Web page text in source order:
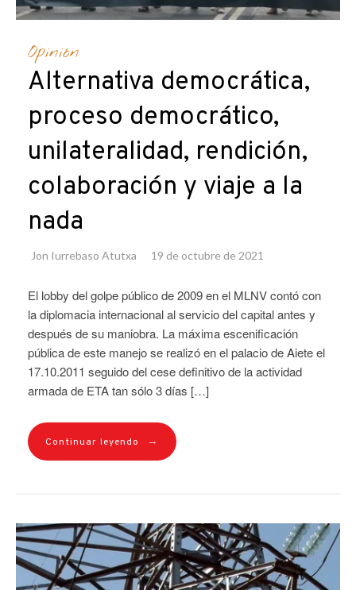
Opinión
Alternativa democrática,
proceso democrático,
unilateralidad, rendición,
colaboración y viaje a la
nada
Jon Iurrebaso Atutxa 19 de octubre de 2021
El lobby del golpe público de 2009 en el MLNV contó con
la diplomacia internacional al servicio del capital antes y
después de su maniobra. La máxima escenificación
pública de este manejo se realizó en el palacio de Aiete el
17.10.2011 seguido del cese definitivo de la actividad
armada de ETA tan sólo 3 días […]
Continuar leyendo →